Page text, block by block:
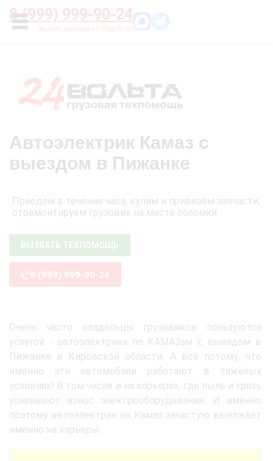
8 (999) 999-90-24
УСЛУГИ
Главная О нас Цены
Автоэлектрик Камаз с
выездом в Пижанке
Приедем в течение часа, купим и привезём запчасти,
отремонтируем грузовик на месте поломки
ВЫЗВАТЬ ТЕХПОМОЩЬ
8 (999) 999-90-24
Очень часто владельцы грузовиков пользуются
услугой - автоэлектрика по КАМАЗам с выездом в
Пижанке и Кировской области. А всё потому, что
именно эти автомобили работают в тяжёлых
условиях! В том числе и на карьерах, где пыль и грязь
усиливают износ электрооборудования. И именно
поэтому автоэлектрик на Камаз зачастую выезжает
именно на карьеры.